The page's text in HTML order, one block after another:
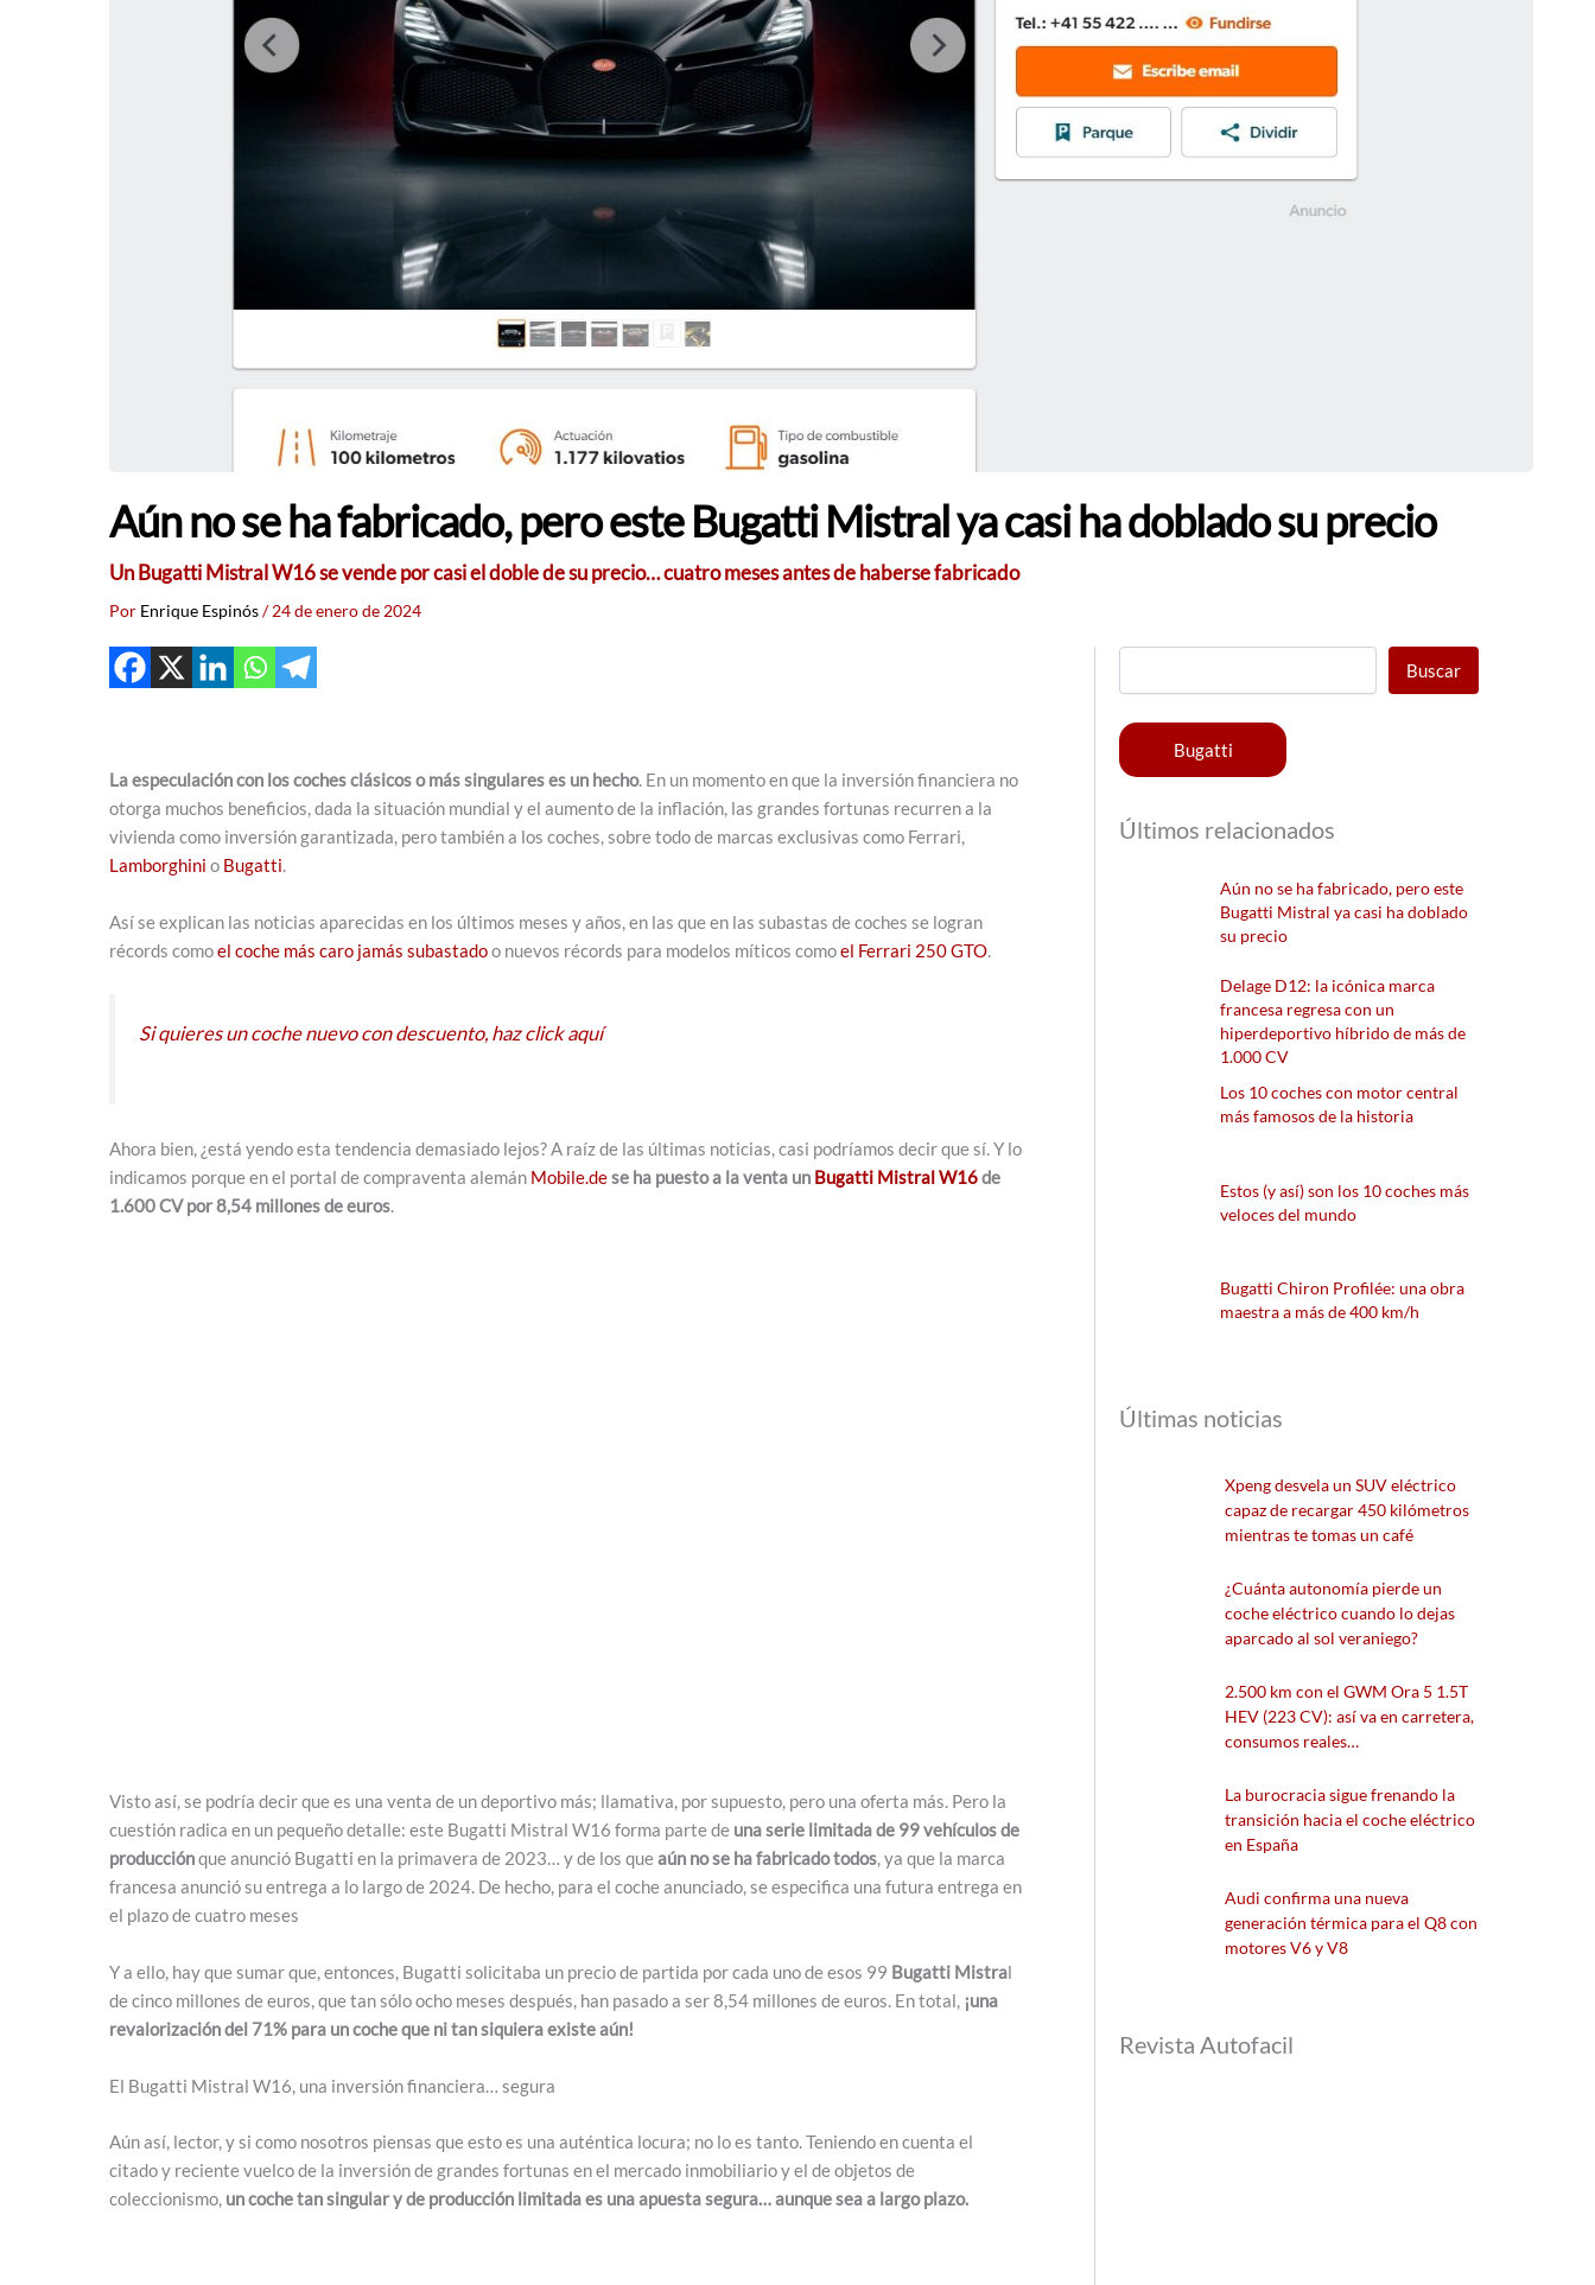
Aún no se ha fabricado, pero este Bugatti Mistral ya casi ha doblado su precio
Un Bugatti Mistral W16 se vende por casi el doble de su precio… cuatro meses antes de haberse fabricado
Por Enrique Espinós/24 de enero de 2024
La especulación con los coches clásicos o más singulares es un hecho. En un momento en que la inversión financiera no
otorga muchos beneficios, dada la situación mundial y el aumento de la inflación, las grandes fortunas recurren a la
vivienda como inversión garantizada, pero también a los coches, sobre todo de marcas exclusivas como Ferrari,
Lamborghini o Bugatti.
Así se explican las noticias aparecidas en los últimos meses y años, en las que en las subastas de coches se logran
récords comoel coche más caro jamás subastadoo nuevos récords para modelos míticos comoel Ferrari 250 GTO.
Si quieres un coche nuevo con descuento, haz click aquí
Ahora bien, ¿está yendo esta tendencia demasiado lejos? A raíz de las últimas noticias, casi podríamos decir que sí. Y lo
indicamos porque en el portal de compraventa alemán Mobile.dese ha puesto a la venta un Bugatti Mistral W16de
1.600 CV por 8,54 millones de euros.
Visto así, se podría decir que es una venta de un deportivo más; llamativa, por supuesto, pero una oferta más. Pero la
cuestión radica en un pequeño detalle: este Bugatti Mistral W16 forma parte de una serie limitada de 99 vehículos de
producciónque anunció Bugatti en la primavera de 2023… y de los queaún no se ha fabricado todos, ya que la marca
francesa anunció su entrega a lo largo de 2024. De hecho, para el coche anunciado, se especifica una futura entrega en
el plazo de cuatro meses
Y a ello, hay que sumar que, entonces, Bugatti solicitaba un precio de partida por cada uno de esos 99 Bugatti Mistral
de cinco millones de euros, que tan sólo ocho meses después, han pasado a ser 8,54 millones de euros. En total, ¡una
revalorización del 71% para un coche que ni tan siquiera existe aún!
El Bugatti Mistral W16, una inversión financiera… segura
Aún así, lector, y si como nosotros piensas que esto es una auténtica locura; no lo es tanto. Teniendo en cuenta el
citado y reciente vuelco de la inversión de grandes fortunas en el mercado inmobiliario y el de objetos de
coleccionismo, un coche tan singular y de producción limitada es una apuesta segura… aunque sea a largo plazo.
Buscar
Bugatti
Últimos relacionados
Aún no se ha fabricado, pero este
Bugatti Mistral ya casi ha doblado
su precio
Delage D12: la icónica marca
francesa regresa con un
hiperdeportivo híbrido de más de
1.000 CV
Los 10 coches con motor central
más famosos de la historia
Estos (y así) son los 10 coches más
veloces del mundo
Bugatti Chiron Profilée: una obra
maestra a más de 400 km/h
Últimas noticias
Xpeng desvela un SUV eléctrico
capaz de recargar 450 kilómetros
mientras te tomas un café
¿Cuánta autonomía pierde un
coche eléctrico cuando lo dejas
aparcado al sol veraniego?
2.500 km con el GWM Ora 5 1.5T
HEV (223 CV): así va en carretera,
consumos reales…
La burocracia sigue frenando la
transición hacia el coche eléctrico
en España
Audi confirma una nueva
generación térmica para el Q8 con
motores V6 y V8
Revista Autofacil